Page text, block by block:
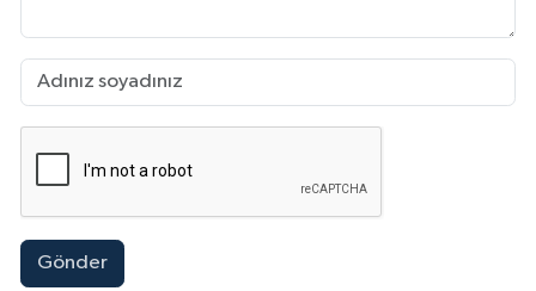
Gönder